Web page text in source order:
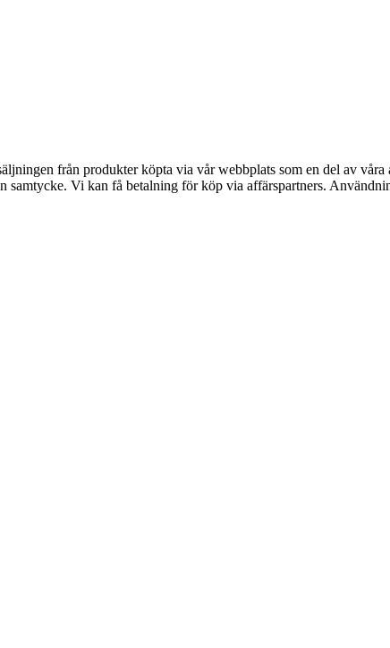
från produkter köpta via vår webbplats som en del av våra
Vi kan få betalning för köp via affärspartners.